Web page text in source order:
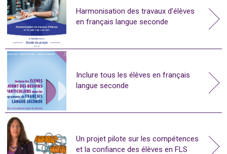
Harmonisation des travaux d’élèves
en français langue seconde
Inclure tous les élèves en français
langue seconde
Un projet pilote sur les compétences
et la confiance des élèves en FLS